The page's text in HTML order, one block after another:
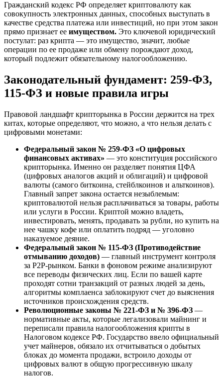
Гражданский кодекс РФ определяет криптовалюту как
совокупность электронных данных, способных выступать в
качестве средства платежа или инвестиций, но при этом закон
прямо признает ее имуществом. Это ключевой юридический
постулат: раз крипта — это имущество, значит, любые
операции по ее продаже или обмену порождают доход,
который подлежит обязательному налогообложению.
Законодательный фундамент: 259-ФЗ,
115-ФЗ и новые правила игры
Правовой ландшафт крипторынка в России держится на трех
китах, которые определяют, что можно, а что нельзя делать с
цифровыми монетами:
Федеральный закон № 259-ФЗ «О цифровых
финансовых активах» — это конституция российского
крипторынка. Именно он разделяет понятия ЦФА
(цифровых аналогов акций и облигаций) и цифровой
валюты (самого биткоина, стейблкоинов и альткоинов).
Главный запрет закона остается незыблемым:
криптовалютой нельзя расплачиваться за товары, работы
или услуги в России. Криптой можно владеть,
инвестировать, менять, продавать за рубли, но купить на
нее чашку кофе или оплатить подряд — уголовно
наказуемое деяние.
Федеральный закон № 115-ФЗ (Противодействие
отмыванию доходов) — главный инструмент контроля
за P2P-рынком. Банки в фоновом режиме анализируют
все переводы физических лиц. Если по вашей карте
проходят сотни транзакций от разных людей за день,
алгоритмы комплаенса заблокируют счет до выяснения
источников происхождения средств.
Революционные законы № 221-ФЗ и № 396-ФЗ —
нормативные акты, которые легализовали майнинг и
переписали правила налогообложения крипты в
Налоговом кодексе РФ. Государство ввело официальный
учет майнеров, обязало их отчитываться о добытых
блоках до момента продажи, встроило доходы от
цифровых валют в общую прогрессивную шкалу
налогов.